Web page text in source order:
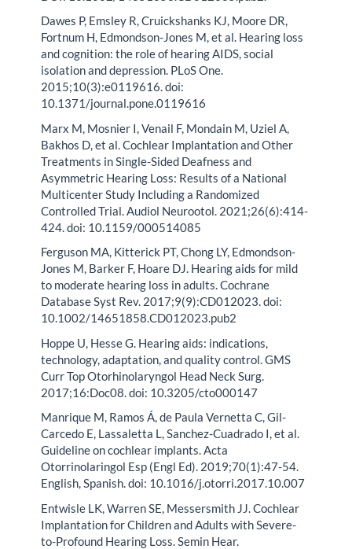
Dawes P, Emsley R, Cruickshanks KJ, Moore DR,
Fortnum H, Edmondson-Jones M, et al. Hearing loss
and cognition: the role of hearing AIDS, social
isolation and depression. PLoS One.
2015;10(3):e0119616. doi:
10.1371/journal.pone.0119616
Marx M, Mosnier I, Venail F, Mondain M, Uziel A,
Bakhos D, et al. Cochlear Implantation and Other
Treatments in Single-Sided Deafness and
Asymmetric Hearing Loss: Results of a National
Multicenter Study Including a Randomized
Controlled Trial. Audiol Neurootol. 2021;26(6):414-
424. doi: 10.1159/000514085
Ferguson MA, Kitterick PT, Chong LY, Edmondson-
Jones M, Barker F, Hoare DJ. Hearing aids for mild
to moderate hearing loss in adults. Cochrane
Database Syst Rev. 2017;9(9):CD012023. doi:
10.1002/14651858.CD012023.pub2
Hoppe U, Hesse G. Hearing aids: indications,
technology, adaptation, and quality control. GMS
Curr Top Otorhinolaryngol Head Neck Surg.
2017;16:Doc08. doi: 10.3205/cto000147
Manrique M, Ramos Á, de Paula Vernetta C, Gil-
Carcedo E, Lassaletta L, Sanchez-Cuadrado I, et al.
Guideline on cochlear implants. Acta
Otorrinolaringol Esp (Engl Ed). 2019;70(1):47-54.
English, Spanish. doi: 10.1016/j.otorri.2017.10.007
Entwisle LK, Warren SE, Messersmith JJ. Cochlear
Implantation for Children and Adults with Severe-
to-Profound Hearing Loss. Semin Hear.